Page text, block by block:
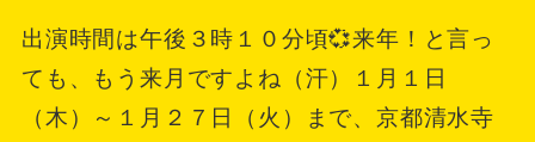
出演時間は午後３時１０分頃💞来年！と言っ
ても、もう来月ですよね（汗）１月１日
（木）～１月２７日（火）まで、京都清水寺